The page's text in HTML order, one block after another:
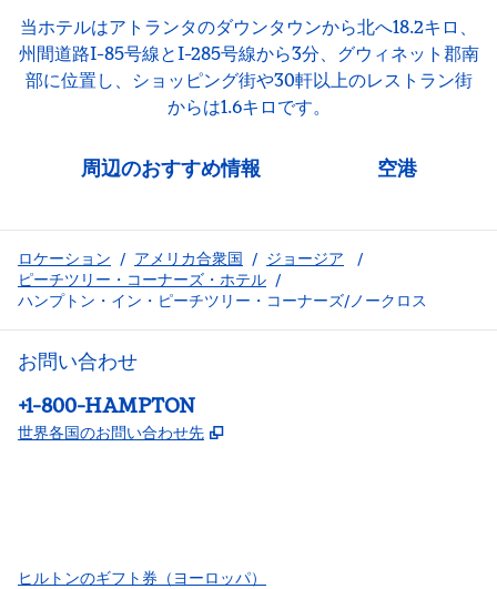
当ホテルはアトランタのダウンタウンから北へ18.2キロ、
州間道路I-85号線とI-285号線から3分、グウィネット郡南
部に位置し、ショッピング街や30軒以上のレストラン街
からは1.6キロです。
周辺のおすすめ情報 空港
ロケーション / アメリカ合衆国 / ジョージア
/
ピーチツリー・コーナーズ・ホテル /
ハンプトン・イン・ピーチツリー・コーナーズ/ノークロス
お問い合わせ
電話：
+1-800-HAMPTON
世界各国のお問い合わせ先 ,
ヒルトンのギフト券（ヨーロッパ）